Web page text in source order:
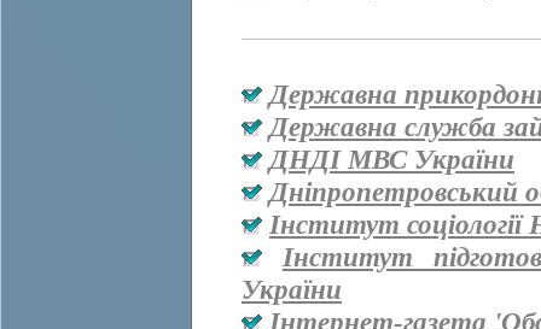
Державна
Державна служба
ДНДІ МВС України
Дніпропетровський
Інститут
Інститут
України
Інтернет-газета